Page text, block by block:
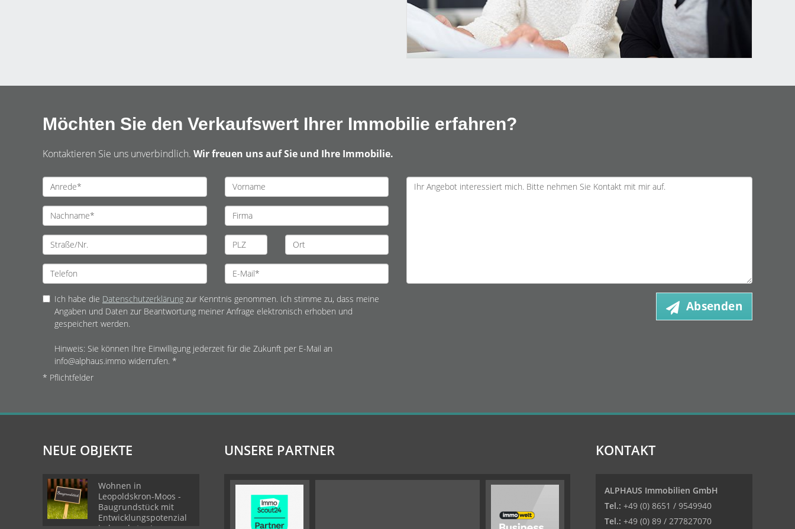
Möchten Sie den Verkaufswert Ihrer Immobilie erfahren?
Kontaktieren Sie uns unverbindlich. Wir freuen uns auf Sie und Ihre Immobilie.
Ich habe die Datenschutzerklärung zur Kenntnis genommen. Ich stimme zu, dass meine
Angaben und Daten zur Beantwortung meiner Anfrage elektronisch erhoben und
gespeichert werden.
Hinweis: Sie können Ihre Einwilligung jederzeit für die Zukunft per E-Mail an
info@alphaus.immo widerrufen. *
* Pflichtfelder
Absenden
NEUE OBJEKTE
Wohnen in
Leopoldskron-Moos -
Baugrundstück mit
Entwicklungspotenzial
UNSERE PARTNER KONTAKT
ALPHAUS Immobilien GmbH
Tel.: +49 (0) 8651 / 9549940
Tel.: +49 (0) 89 / 277827070